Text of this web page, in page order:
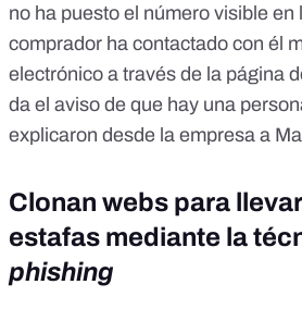
no ha puesto el número visible en
comprador ha contactado con él
electrónico a través de la página
da el aviso de que hay una
explicaron desde la empresa a
Clonan webs para
estafas mediante la
phishing